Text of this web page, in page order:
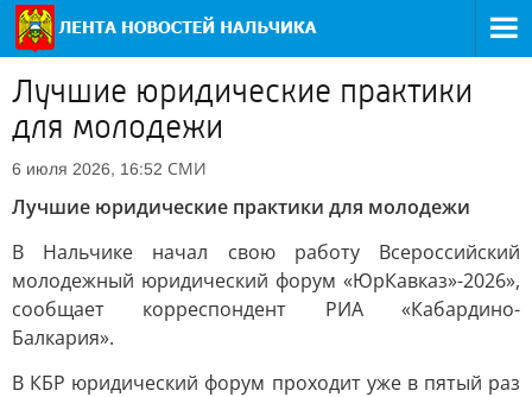
Лучшие юридические практики
для молодежи
6 июля 2026, 16:52 СМИ
Лучшие юридические практики для молодежи
В Нальчике начал свою работу Всероссийский
молодежный юридический форум «ЮрКавказ»-2026»,
сообщает корреспондент РИА «Кабардино-
Балкария».
В КБР юридический форум проходит уже в пятый раз